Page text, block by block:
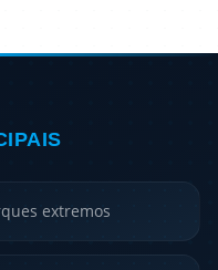
extremos